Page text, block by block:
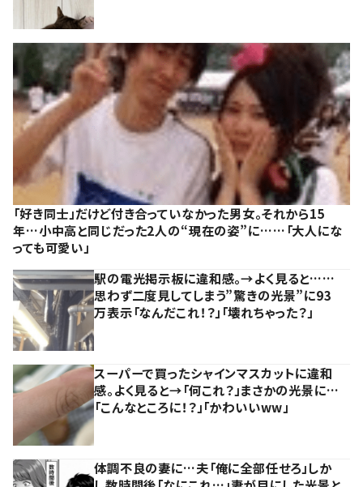
「好き同士」だけど付き合っていなかった男女。それから15
年…小中高と同じだった2人の“現在の姿”に……「大人にな
っても可愛い」
駅の電光掲示板に違和感。→よく見ると……
思わず二度見してしまう”驚きの光景”に93
万表示「なんだこれ！？」「壊れちゃった？」
スーパーで買ったシャインマスカットに違和
感。よく見ると→「何これ？」まさかの光景に…
「こんなところに！？」「かわいいww」
体調不良の妻に…夫「俺に全部任せろ」しか